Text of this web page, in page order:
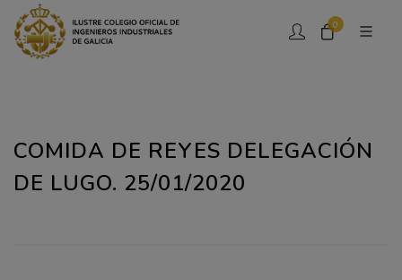
0
COMIDA DE REYES DELEGACIÓN
DE LUGO. 25/01/2020